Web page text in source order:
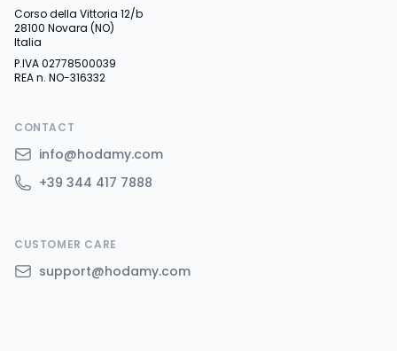
Corso della Vittoria 12/b
28100 Novara (NO)
Italia
P.IVA 02778500039
REA n. NO-316332
CONTACT
info@hodamy.com
+39 344 417 7888
CUSTOMER CARE
support@hodamy.com